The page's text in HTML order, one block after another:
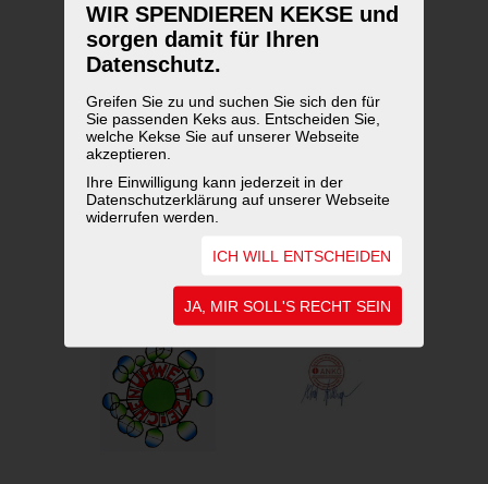
WIR SPENDIEREN KEKSE und
sorgen damit für Ihren
Datenschutz.
Greifen Sie zu und suchen Sie sich den für
Sie passenden Keks aus. Entscheiden Sie,
welche Kekse Sie auf unserer Webseite
akzeptieren.
Ihre Einwilligung kann jederzeit in der
Datenschutzerklärung auf unserer Webseite
widerrufen werden.
ICH WILL ENTSCHEIDEN
JA, MIR SOLL'S RECHT SEIN
UNSERE AUSZEICHNUNGEN